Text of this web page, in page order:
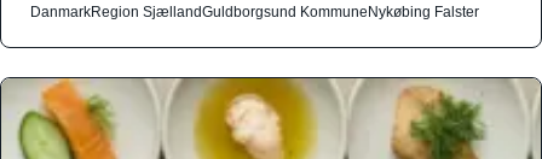
DanmarkRegion SjællandGuldborgsund KommuneNykøbing Falster